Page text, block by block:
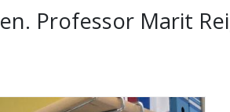
Professor Marit